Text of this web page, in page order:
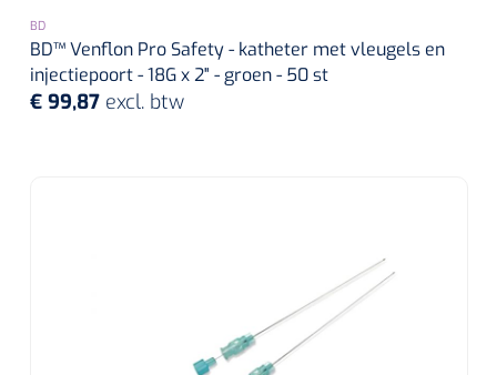
BD
BD™ Venflon Pro Safety - katheter met vleugels en
injectiepoort - 18G x 2" - groen - 50 st
€ 99,87 excl. btw